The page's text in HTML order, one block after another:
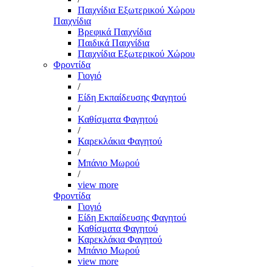
Παιχνίδια Εξωτερικού Χώρου
Παιχνίδια
Βρεφικά Παιχνίδια
Παιδικά Παιχνίδια
Παιχνίδια Εξωτερικού Χώρου
Φροντίδα
Γιογιό
/
Είδη Εκπαίδευσης Φαγητού
/
Καθίσματα Φαγητού
/
Καρεκλάκια Φαγητού
/
Μπάνιο Μωρού
/
view more
Φροντίδα
Γιογιό
Είδη Εκπαίδευσης Φαγητού
Καθίσματα Φαγητού
Καρεκλάκια Φαγητού
Μπάνιο Μωρού
view more